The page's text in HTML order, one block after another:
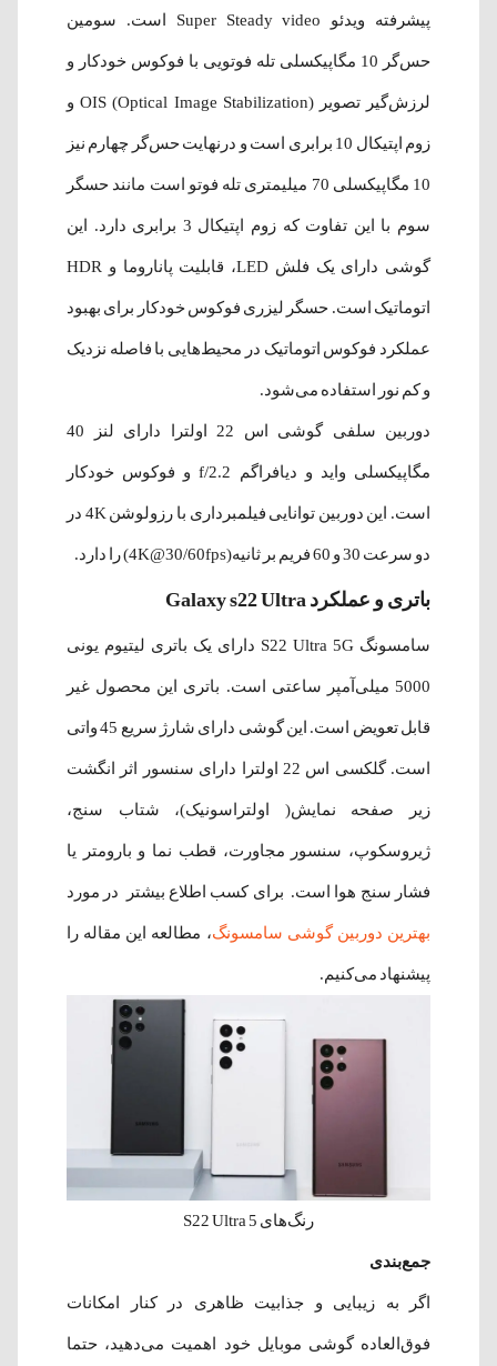
پیشرفته ویدئو Super Steady video است. سومین
حس‌گر 10 مگاپیکسلی تله فوتویی با فوکوس خودکار و
لرزش‌گیر تصویر OIS (Optical Image Stabilization) و
زوم اپتیکال 10 برابری است و درنهایت حس‌گر چهارم نیز
10 مگاپیکسلی 70 میلیمتری تله فوتو است مانند حسگر
سوم با این تفاوت که زوم اپتیکال 3 برابری دارد. این
گوشی دارای یک فلش LED، قابلیت پاناروما و HDR
اتوماتیک است. حسگر لیزری فوکوس خودکار برای بهبود
عملکرد فوکوس اتوماتیک در محیط‌‌هایی با فاصله نزدیک
و کم نور استفاده می‌شود.
دوربین سلفی گوشی اس 22 اولترا دارای لنز 40
مگاپیکسلی واید و دیافراگم 2.2/f و فوکوس خودکار
است. این دوربین توانایی فیلمبرداری با رزولوشن 4K در
دو سرعت 30 و 60 فریم بر ثانیه(4K@30/60fps) را دارد.
باتری و عملکرد Galaxy s22 Ultra
سامسونگ S22 Ultra 5G دارای یک باتری لیتیوم‌ یونی
5000 میلی‌آمپر ساعتی است. باتری این محصول غیر
قابل تعویض است. این گوشی دارای شارژ سریع 45 واتی
است. گلکسی اس 22 اولترا دارای سنسور اثر انگشت
زیر صفحه نمایش( اولتراسونیک)، شتاب سنج،
ژیروسکوپ، سنسور مجاورت، قطب نما و بارومتر یا
فشار سنج هوا است. برای کسب اطلاع بیشتر در مورد
بهترین دوربین گوشی سامسونگ، مطالعه این مقاله را
پیشنهاد می‌کنیم.
رنگ‌های S22 Ultra 5
جمع‌بندی
اگر به زیبایی و جذابیت ظاهری در کنار امکانات
فوق‌العاده گوشی موبایل خود اهمیت می‌دهید، حتما